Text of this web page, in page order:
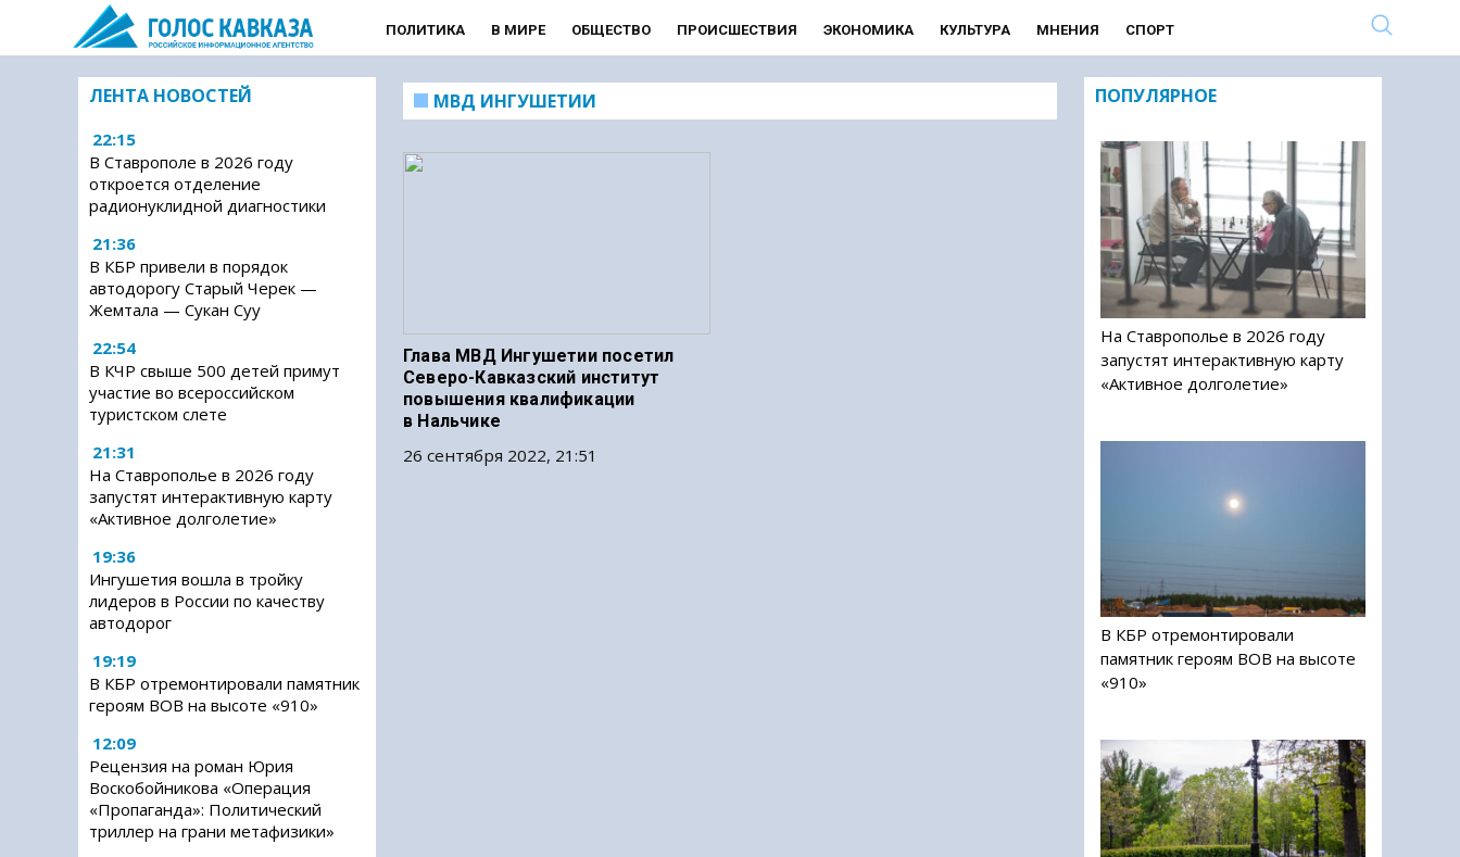
ПОЛИТИКА В МИРЕ ОБЩЕСТВО ПРОИСШЕСТВИЯ ЭКОНОМИКА КУЛЬТУРА МНЕНИЯ СПОРТ
ЛЕНТА НОВОСТЕЙ
22:15
В Ставрополе в 2026 году
откроется отделение
радионуклидной диагностики
21:36
В КБР привели в порядок
автодорогу Старый Черек —
Жемтала — Сукан Суу
22:54
В КЧР свыше 500 детей примут
участие во всероссийском
туристском слете
21:31
На Ставрополье в 2026 году
запустят интерактивную карту
«Активное долголетие»
19:36
Ингушетия вошла в тройку
лидеров в России по качеству
автодорог
19:19
В КБР отремонтировали памятник
героям ВОВ на высоте «910»
12:09
Рецензия на роман Юрия
Воскобойникова «Операция
«Пропаганда»: Политический
триллер на грани метафизики»
МВД ИНГУШЕТИИ
Глава МВД Ингушетии посетил
Северо-Кавказский институт
повышения квалификации
в Нальчике
26 сентября 2022, 21:51
ПОПУЛЯРНОЕ
На Ставрополье в 2026 году
запустят интерактивную карту
«Активное долголетие»
В КБР отремонтировали
памятник героям ВОВ на высоте
«910»